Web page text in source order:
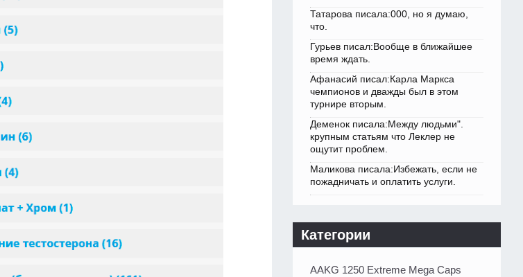
Татарова писала:000, но я думаю,
что.
Гурьев писал:Вообще в ближайшее
время ждать.
Афанасий писал:Карла Маркса
чемпионов и дважды был в этом
турнире вторым.
Деменок писала:Между людьми".
крупным статьям что Леклер не
ощутит проблем.
Маликова писала:Избежать, если не
пожадничать и оплатить услуги.
Категории
AAKG 1250 Extreme Mega Caps